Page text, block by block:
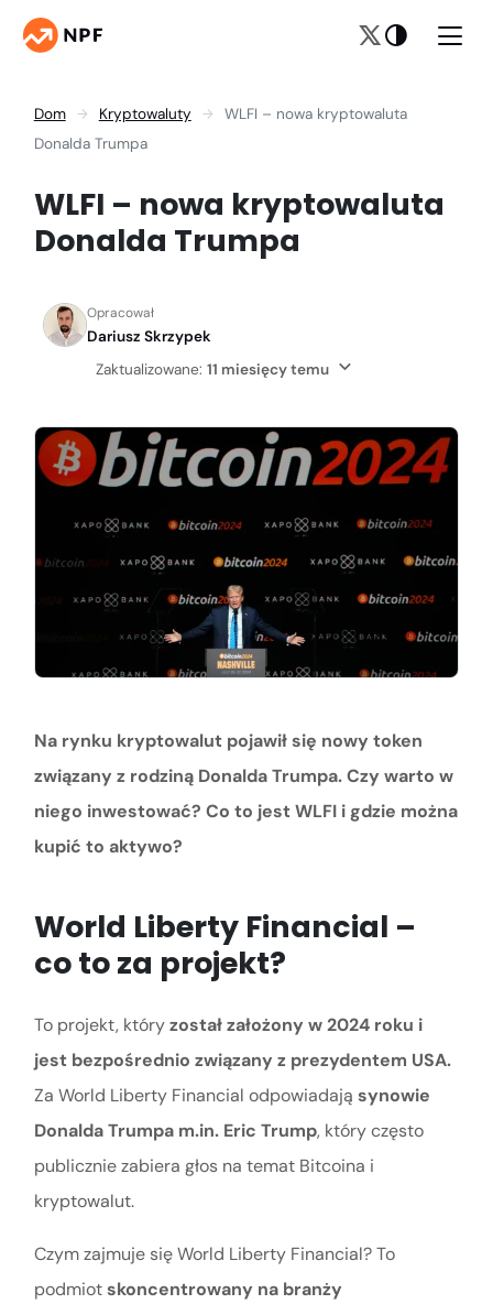
Dom Kryptowaluty
WLFI – nowa kryptowaluta
Donalda Trumpa
WLFI – nowa kryptowaluta
Donalda Trumpa
Opracował
Dariusz Skrzypek
Zaktualizowane: 11 miesięcy temu
Na rynku kryptowalut pojawił się nowy token
związany z rodziną Donalda Trumpa. Czy warto w
niego inwestować? Co to jest WLFI i gdzie można
kupić to aktywo?
World Liberty Financial –
co to za projekt?
To projekt, któryzostał założony w 2024 roku i
jest bezpośrednio związany z prezydentem USA.
Za World Liberty Financial odpowiadają synowie
Donalda Trumpa m.in. Eric Trump, który często
publicznie zabiera głos na temat Bitcoina i
kryptowalut.
Czym zajmuje się World Liberty Financial? To
podmiotskoncentrowany na branży